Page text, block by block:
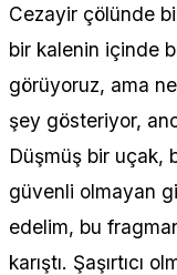
Cezayir çölünde
bir kalenin içinde
görüyoruz, ama
şey gösteriyor,
Düşmüş bir uçak,
güvenli olmayan
edelim, bu
karıştı. Şaşırtıcı